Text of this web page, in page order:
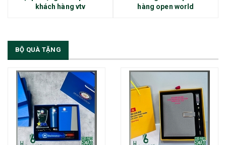
khách hàng vtv
hàng open world
BỘ QUÀ TẶNG